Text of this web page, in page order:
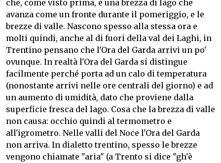
che, come visto prima, è una brezza di lago che
avanza come un fronte durante il pomeriggio, e le
brezze di valle. Nascono spesso alla stessa ora e
molti quindi, anche al di fuori della val dei Laghi, in
Trentino pensano che l'Ora del Garda arrivi un po'
ovunque. In realtà l'Ora del Garda si distingue
facilmente perché porta ad un calo di temperatura
(nonostante arrivi nelle ore centrali del giorno) e ad
un aumento di umidità, dato che proviene dalla
superficie fresca del lago. Cosa che la brezza di valle
non causa: occhio quindi al termometro e
all'igrometro. Nelle valli del Noce l'Ora del Garda
non arriva. In dialetto trentino, spesso le brezze
vengono chiamate "aria" (a Trento si dice "gh'è